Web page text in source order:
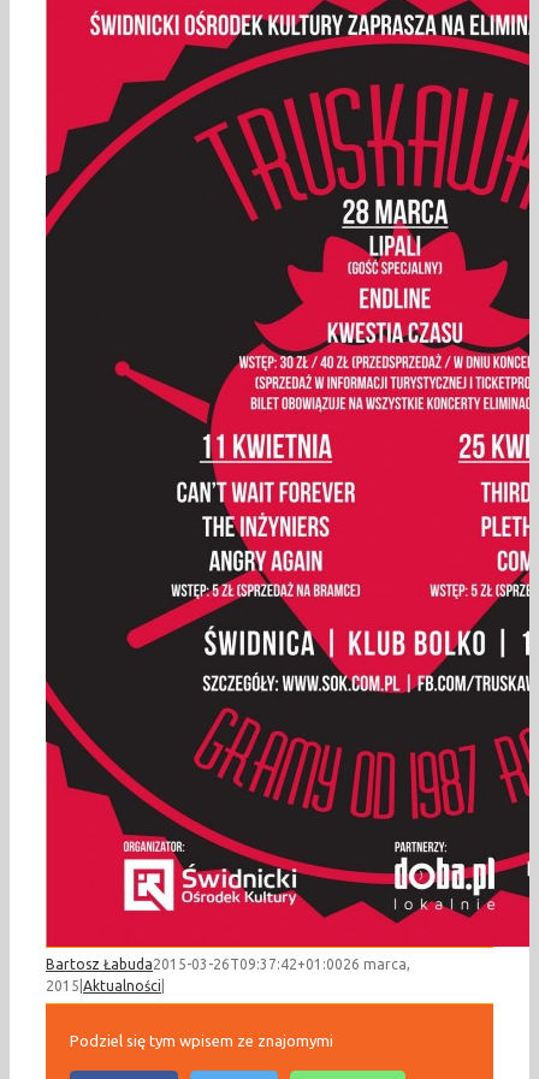
Bartosz Łabuda2015-03-26T09:37:42+01:0026 marca,
2015 Aktualności
Podziel się tym wpisem ze znajomymi